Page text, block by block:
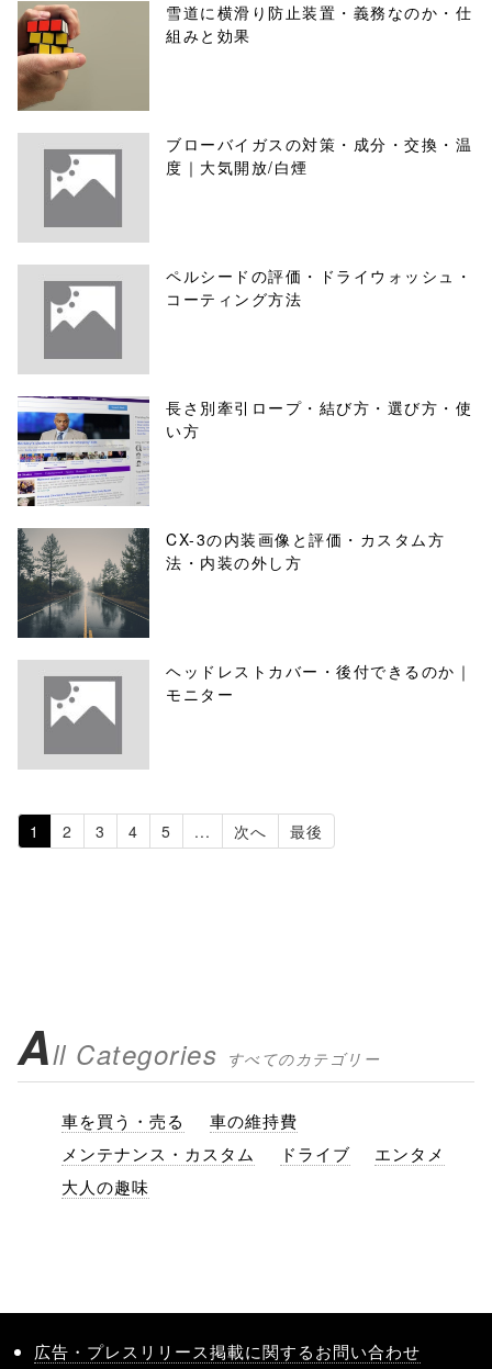
雪道に横滑り防止装置・義務なのか・仕
組みと効果
ブローバイガスの対策・成分・交換・温
度｜大気開放/白煙
ペルシードの評価・ドライウォッシュ・
コーティング方法
長さ別牽引ロープ・結び方・選び方・使
い方
CX-3の内装画像と評価・カスタム方
法・内装の外し方
ヘッドレストカバー・後付できるのか｜
モニター
1 2 3 4 5 ... 次へ 最後
All Categories すべてのカテゴリー
車を買う・売る
車の維持費
メンテナンス・カスタム
ドライブ
エンタメ
大人の趣味
広告・プレスリリース掲載に関するお問い合わせ